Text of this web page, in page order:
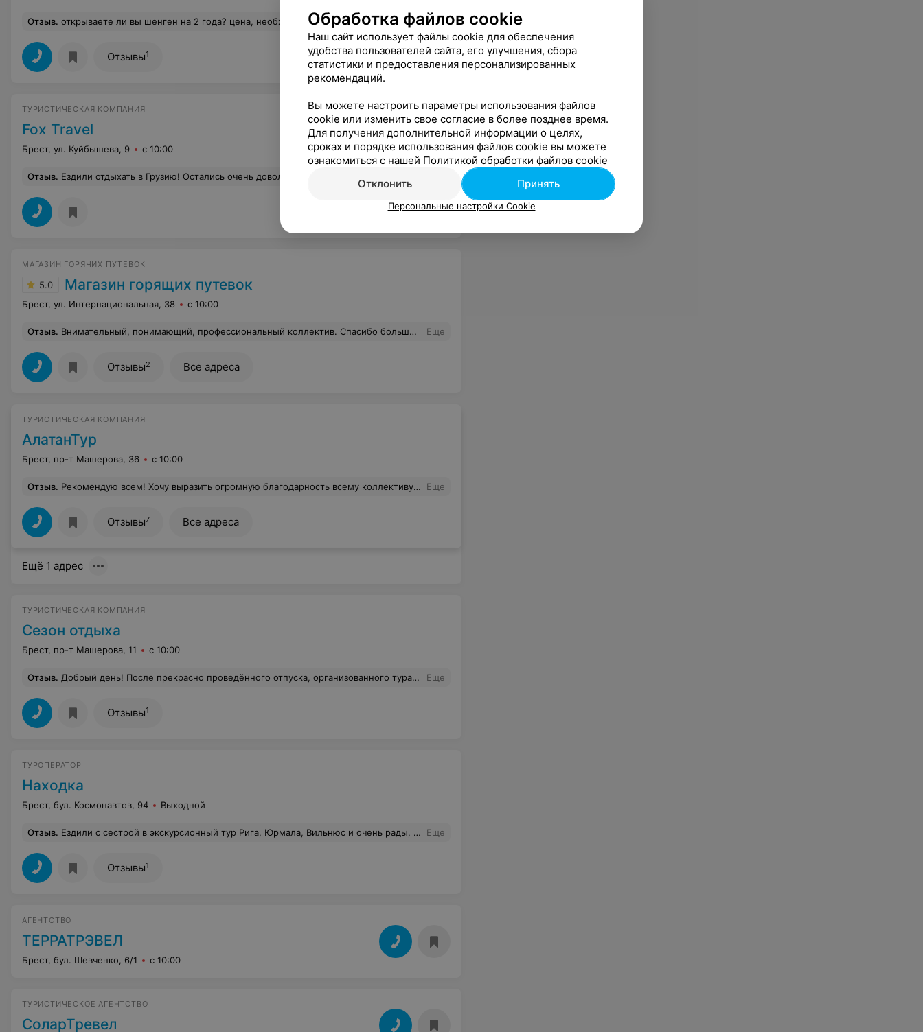
Отзыв. открываете ли вы шенген на 2 года? цена, необходимые документы? Заранее спасибо! Еще
Отзывы1
ТУРИСТИЧЕСКАЯ КОМПАНИЯ
Fox Travel
Брест, ул. Куйбышева, 9 с 10:00
Отзыв. Ездили отдыхать в Грузию! Остались очень довольны, обошли почти все турфирмы в Бресте - ФоксТрэвел предложил самые низкие цены! Отличный персонал! Спасибо Наталье!
МАГАЗИН ГОРЯЧИХ ПУТЕВОК
5.0 Магазин горящих путевок
Брест, ул. Интернациональная, 38 с 10:00
Отзыв. Внимательный, понимающий, профессиональный коллектив. Спасибо большое Юлии ,Марии. Всё надёжно. Вернулись с подругой с отдыха были в Египте Хургада. Отель хороший, всё понравилось. Спасибо. Рекомендую туристическую компанию «Магазин горячих путевок». Еще
Отзывы2 Все адреса
ТУРИСТИЧЕСКАЯ КОМПАНИЯ
АлатанТур
Брест, пр-т Машерова, 36 с 10:00
Отзыв. Рекомендую всем! Хочу выразить огромную благодарность всему коллективу "Алатан Тур" в г.Бресте, а особенно Давыдику Юрию Андреевичу! Это грамотный, внимательный, коммуникабельный, харизматичный специалист! Всегда обращаюсь при оформлении тура только к нему и всем его советую! Человек на своем месте! Еще
Отзывы7 Все адреса
Ещё 1 адрес
ТУРИСТИЧЕСКАЯ КОМПАНИЯ
Сезон отдыха
Брест, пр-т Машерова, 11 с 10:00
Отзыв. Добрый день! После прекрасно проведённого отпуска, организованного турагентством "Сезон отдыха", хочется выразить благодарность! Всё было на высшем уровне. Нам подобрали отличный отель, который превзошел все наши ожидания, организовали трансфер до Львова, так как вылет был оттуда. Впечатления после общения с сотрудниками и от самой поездки остались самые приятные. Обязательно продолжим сотрудничать с этим турагентством. Всем рекомендую! Еще
Отзывы1
ТУРОПЕРАТОР
Находка
Брест, бул. Космонавтов, 94 Выходной
Отзыв. Ездили с сестрой в экскурсионный тур Рига, Юрмала, Вильнюс и очень рады, что именно с этим туроператором. Поездка была отличная, начиная от организации самого тура и заканчивая отелем, в котором мы жили. Все было замечательно. Отдельная благодарность нашему гиду Нине Сергеевне, очень приятный и позитивный человек, и конечно же нашим водителям. Рекомендуем Находку, с ней Ваш отдых состоится и будет запоминающимся!!! Еще
Отзывы1
АГЕНТСТВО
ТЕРРАТРЭВЕЛ
Брест, бул. Шевченко, 6/1 с 10:00
ТУРИСТИЧЕСКОЕ АГЕНТСТВО
СоларТревел
Обработка файлов cookie
Наш сайт использует файлы cookie для обеспечения
удобства пользователей сайта, его улучшения, сбора
статистики и предоставления персонализированных
рекомендаций.
Вы можете настроить параметры использования файлов
cookie или изменить свое согласие в более позднее время.
Для получения дополнительной информации о целях,
сроках и порядке использования файлов cookie вы можете
ознакомиться с нашей Политикой обработки файлов cookie
Отклонить
Принять
Персональные настройки Cookie